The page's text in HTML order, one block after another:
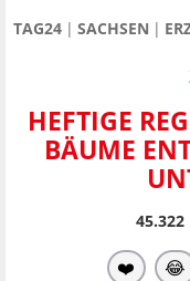
TAG24 SACHSEN
HEFTIGE
BÄUME
45.322
❤️ 😂